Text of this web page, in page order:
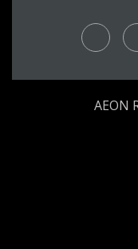
AEON